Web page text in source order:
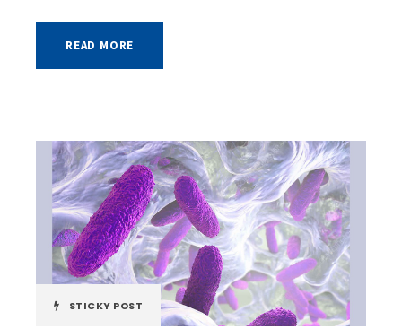
READ MORE
STICKY POST